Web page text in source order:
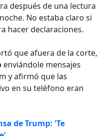
después de una lectura
No estaba claro si
hacer declaraciones.
que afuera de la corte,
enviándole mensajes
y afirmó que las
en su teléfono eran
de Trump: 'Te